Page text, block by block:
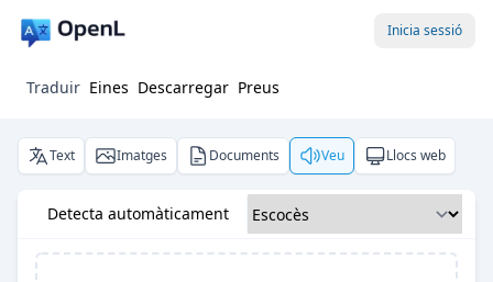
Inicia sessió
Traduir Eines Descarregar Preus
Text Imatges Documents Veu Llocs web
Detecta automàticament